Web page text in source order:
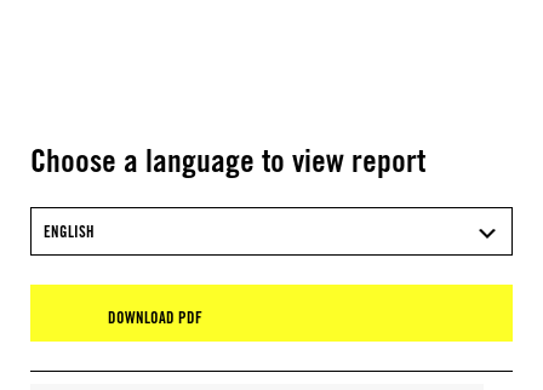
Choose a language to view report
ENGLISH
DOWNLOAD PDF